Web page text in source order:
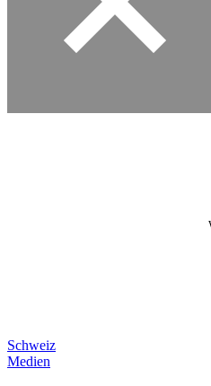
Schweiz
Medien